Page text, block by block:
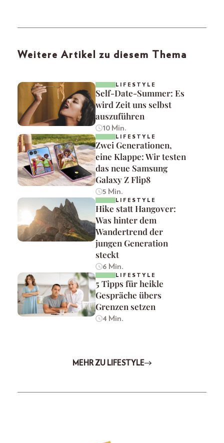
Weitere Artikel zu diesem Thema
LIFESTYLE
Self-Date-Summer: Es
wird Zeit uns selbst
auszuführen
10 Min.
LIFESTYLE
Zwei Generationen,
eine Klappe: Wir testen
das neue Samsung
Galaxy Z Flip8
5 Min.
LIFESTYLE
Hike statt Hangover:
Was hinter dem
Wandertrend der
jungen Generation
steckt
6 Min.
LIFESTYLE
5 Tipps für heikle
Gespräche übers
Grenzen setzen
4 Min.
MEHR ZU LIFESTYLE